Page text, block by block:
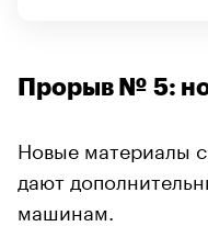
Прорыв № 5:
Новые материалы
дают
машинам.